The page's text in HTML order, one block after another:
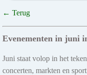
← Terug
Evenementen in juni
Juni staat volop in het
concerten, markten en